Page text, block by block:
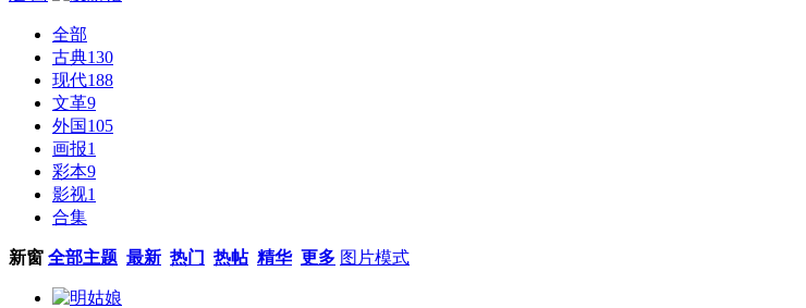
全部
古典130
现代188
文革9
外国105
画报1
彩本9
影视1
合集
新窗 全部主题 最新 热门 热帖 精华 更多 图片模式